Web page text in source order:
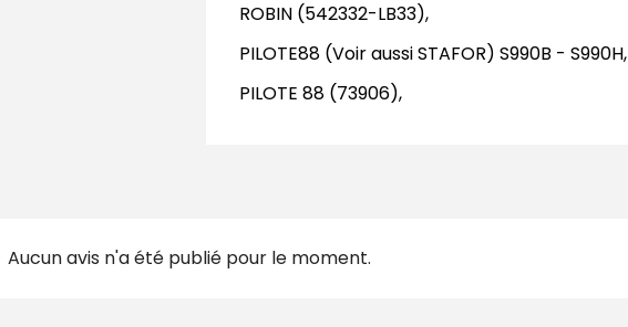
ROBIN (542332-LB33),
PILOTE88 (Voir aussi STAFOR) S990B - S990H,
PILOTE 88 (73906),
Aucun avis n'a été publié pour le moment.